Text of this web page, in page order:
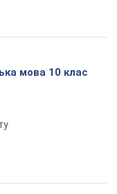
мова 10 клас